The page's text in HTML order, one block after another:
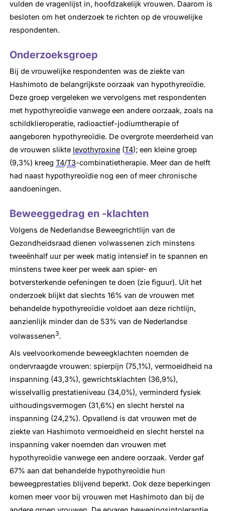
vulden de vragenlijst in, hoofdzakelijk vrouwen. Daarom is
besloten om het onderzoek te richten op de vrouwelijke
respondenten.
Onderzoeksgroep
Bij de vrouwelijke respondenten was de ziekte van
Hashimoto de belangrijkste oorzaak van hypothyreoïdie.
Deze groep vergeleken we vervolgens met respondenten
met hypothyreoïdie vanwege een andere oorzaak, zoals na
schildklieroperatie, radioactief-jodiumtherapie of
aangeboren hypothyreoïdie. De overgrote meerderheid van
de vrouwen slikte levothyroxine (T4); een kleine groep
(9,3%) kreegT4/T3-combinatietherapie. Meer dan de helft
had naast hypothyreoïdie nog een of meer chronische
aandoeningen.
Beweeggedrag en -klachten
Volgens de Nederlandse Beweegrichtlijn van de
Gezondheidsraad dienen volwassenen zich minstens
tweeënhalf uur per week matig intensief in te spannen en
minstens twee keer per week aan spier- en
botversterkende oefeningen te doen (zie figuur). Uit het
onderzoek blijkt dat slechts 16% van de vrouwen met
behandelde hypothyreoïdie voldoet aan deze richtlijn,
aanzienlijk minder dan de 53% van de Nederlandse
volwassenen3.
Als veelvoorkomende beweegklachten noemden de
ondervraagde vrouwen: spierpijn (75,1%), vermoeidheid na
inspanning (43,3%), gewrichtsklachten (36,9%),
wisselvallig prestatieniveau (34,0%), verminderd fysiek
uithoudingsvermogen (31,6%) en slecht herstel na
inspanning (24,2%). Opvallend is dat vrouwen met de
ziekte van Hashimoto vermoeidheid en slecht herstel na
inspanning vaker noemden dan vrouwen met
hypothyreoïdie vanwege een andere oorzaak. Verder gaf
67% aan dat behandelde hypothyreoïdie hun
beweegprestaties blijvend beperkt. Ook deze beperkingen
komen meer voor bij vrouwen met Hashimoto dan bij de